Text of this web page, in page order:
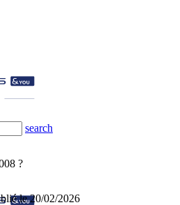
search
?
le 20/02/2026